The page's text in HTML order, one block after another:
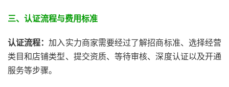
三、 认证流程与费用标准
认证流程：加入实力商家需要经过了解招商标准、选择经营
类目和店铺类型、提交资质、等待审核、深度认证以及开通
服务等步骤。